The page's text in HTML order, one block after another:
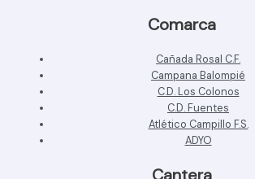
Comarca
Cañada Rosal C.F.
Campana Balompié
C.D. Los Colonos
C.D. Fuentes
Atlético Campillo F.S.
ADYO